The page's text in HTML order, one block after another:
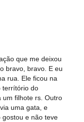
que me deixou
bravo, bravo. E eu
rua. Ele ficou na
terrítório do
um filhote rs. Outro
uma gata, e
gostou e não teve